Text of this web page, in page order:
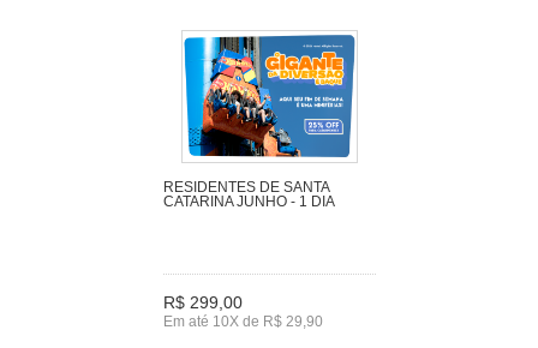
RESIDENTES DE SANTA
CATARINA JUNHO - 1 DIA
R$ 299,00
Em até 10X de R$ 29,90